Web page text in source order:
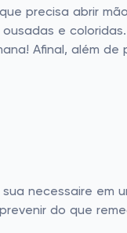
precisa abrir
e
Afinal, além
necessaire em
do que